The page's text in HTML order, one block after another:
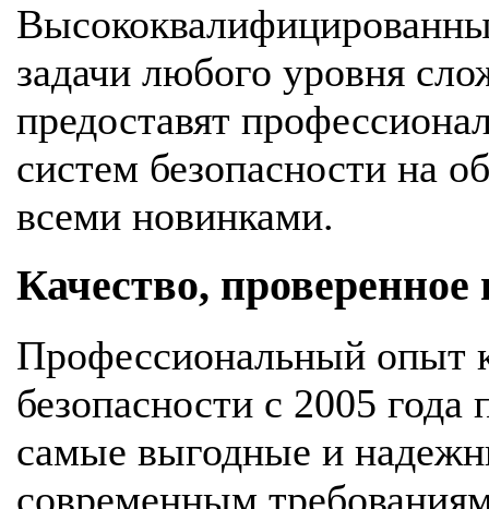
задачи любого уровня
предоставят
систем безопасности на
всеми новинками.
Качество,
Профессиональный опыт
безопасности с 2005 года
самые выгодные и
современным